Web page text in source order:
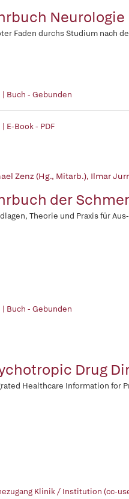
Neurologie
Faden durchs Studium nach
| Buch - Gebunden
E-Book - PDF
Zenz (Hg., Mitarb.), Ilmar
der
Theorie und Praxis für
| Buch - Gebunden
Drug
Healthcare Information for
Klinik / Institution (cc-